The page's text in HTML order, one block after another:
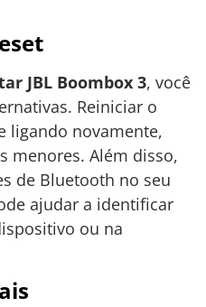
JBL Boombox 3, você
Reiniciar o
ligando novamente,
menores. Além disso,
de Bluetooth no seu
ajudar a identificar
ou na